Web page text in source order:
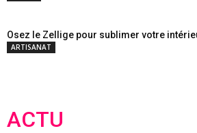
Osez le Zellige pour sublimer votre
ARTISANAT
ACTU